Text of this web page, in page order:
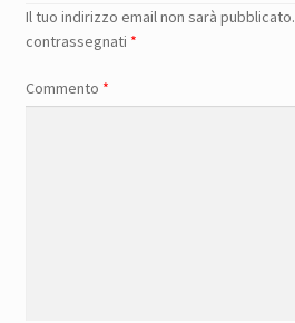
Il tuo indirizzo email non sarà pubblicato.
contrassegnati *
Commento *